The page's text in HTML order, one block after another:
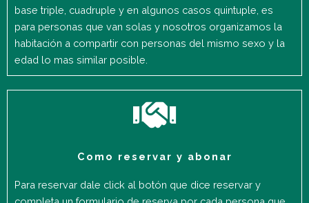
base triple, cuadruple y en algunos casos quintuple, es
para personas que van solas y nosotros organizamos la
habitación a compartir con personas del mismo sexo y la
edad lo mas similar posible.
Como reservar y abonar
Para reservar dale click al botón que dice reservar y